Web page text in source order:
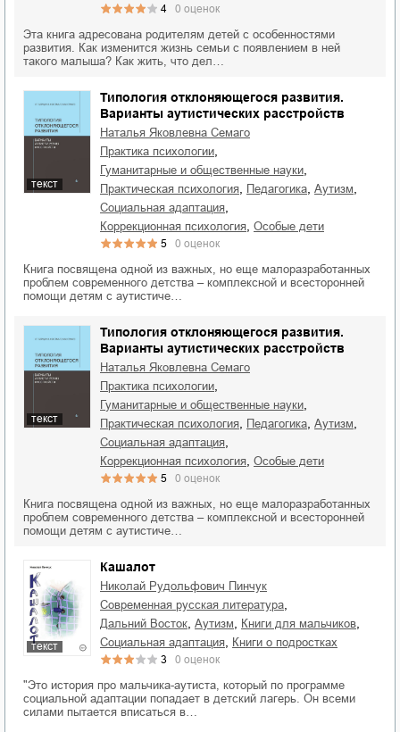
4 0 оценок
Эта книга адресована родителям детей с особенностями
развития. Как изменится жизнь семьи с появлением в ней
такого малыша? Как жить, что дел…
текст
Типология отклоняющегося развития.
Варианты аутистических расстройств
Наталья Яковлевна Семаго
практика психологии
гуманитарные и общественные науки
практическая психология педагогика аутизм
социальная адаптация
коррекционная психология особые дети
5 0 оценок
Книга посвящена одной из важных, но еще малоразработанных
проблем современного детства – комплексной и всесторонней
помощи детям с аутистиче…
текст
Типология отклоняющегося развития.
Варианты аутистических расстройств
Наталья Яковлевна Семаго
практика психологии
гуманитарные и общественные науки
практическая психология педагогика аутизм
социальная адаптация
коррекционная психология особые дети
5 0 оценок
Книга посвящена одной из важных, но еще малоразработанных
проблем современного детства – комплексной и всесторонней
помощи детям с аутистиче…
текст
Кашалот
Николай Рудольфович Пинчук
современная русская литература
Дальний Восток аутизм книги для мальчиков
социальная адаптация книги о подростках
3 0 оценок
"Это история про мальчика-аутиста, который по программе
социальной адаптации попадает в детский лагерь. Он всеми
силами пытается вписаться в…